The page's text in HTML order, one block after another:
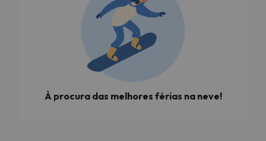
À procura das melhores férias na neve!